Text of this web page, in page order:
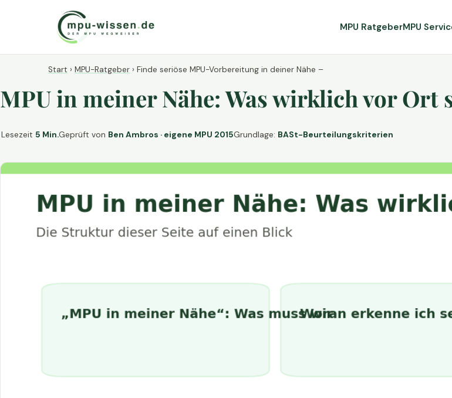
MPU RatgeberMPU
Start › MPU-Ratgeber › Finde seriöse MPU-Vorbereitung in deiner Nähe –
MPU in meiner Nähe: Was wirklich vor Ort
Lesezeit 5 Min.Geprüft von Ben Ambros · eigene MPU 2015Grundlage: BASt-Beurteilungskriterien